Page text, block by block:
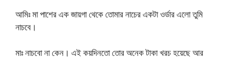
আমিঃ মা পাশের এক জায়গা থেকে তোমার নাচের একটা ওর্ডার এলো তুমি
নাচবে।
মাঃ নাচবো না কেন। এই কয়দিনতো তোর অনেক টাকা খরচ হয়েছে আর